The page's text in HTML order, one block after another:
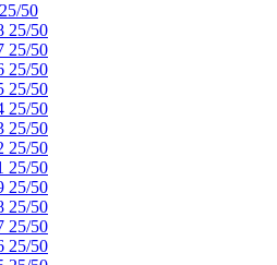
50
25/50
25/50
25/50
25/50
25/50
25/50
25/50
25/50
25/50
25/50
25/50
25/50